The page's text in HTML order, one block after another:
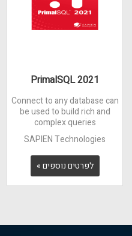
PrimalSQL 2021
Connect to any database can
be used to build rich and
complex queries
SAPIEN Technologies
לפרטים נוספים »